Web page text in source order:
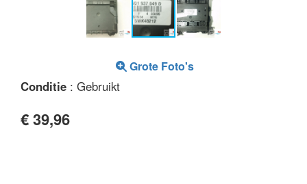
Grote Foto's
Conditie : Gebruikt
€ 39,96